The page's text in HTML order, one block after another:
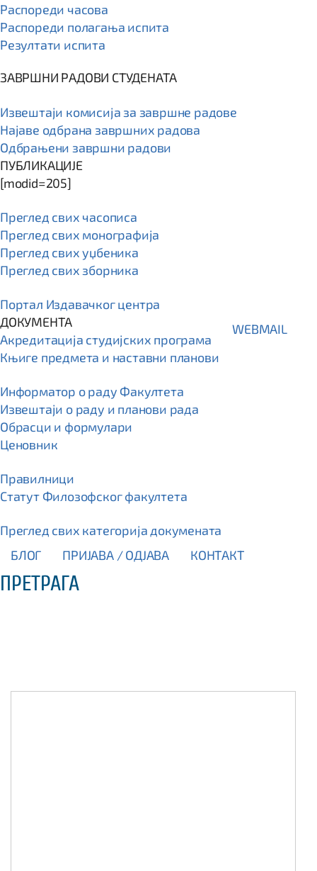
Распореди часова
Распореди полагања испита
Резултати испита
ЗАВРШНИ РАДОВИ СТУДЕНАТА
Извештаји комисија за завршне радове
Најаве одбрана завршних радова
Одбрањени завршни радови
ПУБЛИКАЦИЈЕ
[modid=205]
Преглед свих часописа
Преглед свих монографија
Преглед свих уџбеника
Преглед свих зборника
Портал Издавачког центра
ДОКУМЕНТА
Акредитација студијских програма
Књиге предмета и наставни планови
Информатор о раду Факултета
Извештаји о раду и планови рада
Обрасци и формулари
Ценовник
Правилници
Статут Филозофског факултета
Преглед свих категорија докумената
WEBMAIL
БЛОГ ПРИЈАВА / OДЈАВА КОНТАКТ
ПРЕТРАГА